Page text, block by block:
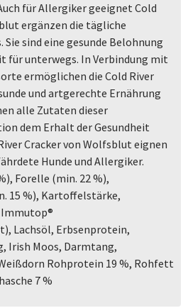
für Allergiker geeignet Cold
ergänzen die tägliche
Sie sind eine gesunde Belohnung
für unterwegs. In Verbindung mit
ermöglichen die Cold River
und artgerechte Ernährung
alle Zutaten dieser
dem Erhalt der Gesundheit
Cracker von Wolfsblut eignen
Hunde und Allergiker.
Forelle (min. 22 %),
15 %), Kartoffelstärke,
Immutop®
Lachsöl, Erbsenprotein,
Irish Moos, Darmtang,
Rohprotein 19 %, Rohfett
7 %